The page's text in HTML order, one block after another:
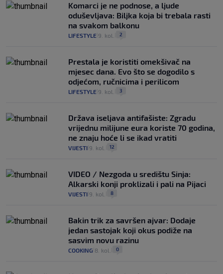
Komarci je ne podnose, a ljude
oduševljava: Biljka koja bi trebala rasti
na svakom balkonu
LIFESTYLE 9. kol. 2
Prestala je koristiti omekšivač na
mjesec dana. Evo što se dogodilo s
odjećom, ručnicima i perilicom
LIFESTYLE 9. kol. 3
Država iseljava antifašiste: Zgradu
vrijednu milijune eura koriste 70 godina,
ne znaju hoće li se ikad vratiti
VIJESTI 9. kol. 12
VIDEO / Nezgoda u središtu Sinja:
Alkarski konji proklizali i pali na Pijaci
VIJESTI 9. kol. 8
Bakin trik za savršen ajvar: Dodaje
jedan sastojak koji okus podiže na
sasvim novu razinu
COOKING 8. kol. 0